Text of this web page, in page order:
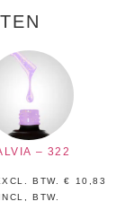
– 322
BTW.€
10,83
INCL, BTW.